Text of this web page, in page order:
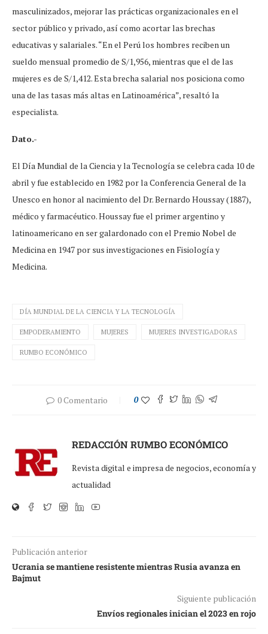
masculinizados, mejorar las prácticas organizacionales en el
sector público y privado, así como acortar las brechas
educativas y salariales. “En el Perú los hombres reciben un
sueldo mensual promedio de S/1,956, mientras que el de las
mujeres es de S/1,412. Esta brecha salarial nos posiciona como
una de las tasas más altas en Latinoamérica”, resaltó la
especialista.
Dato.-
El Día Mundial de la Ciencia y la Tecnología se celebra cada 10 de
abril y fue establecido en 1982 por la Conferencia General de la
Unesco en honor al nacimiento del Dr. Bernardo Houssay (1887),
médico y farmacéutico. Houssay fue el primer argentino y
latinoamericano en ser galardonado con el Premio Nobel de
Medicina en 1947 por sus investigaciones en Fisiología y
Medicina.
DÍA MUNDIAL DE LA CIENCIA Y LA TECNOLOGÍA
EMPODERAMIENTO MUJERES MUJERES INVESTIGADORAS
RUMBO ECONÓMICO
0 Comentario 0
REDACCIÓN RUMBO ECONÓMICO
Revista digital e impresa de negocios, economía y
actualidad
Publicación anterior
Ucrania se mantiene resistente mientras Rusia avanza en
Bajmut
Siguiente publicación
Envíos regionales inician el 2023 en rojo